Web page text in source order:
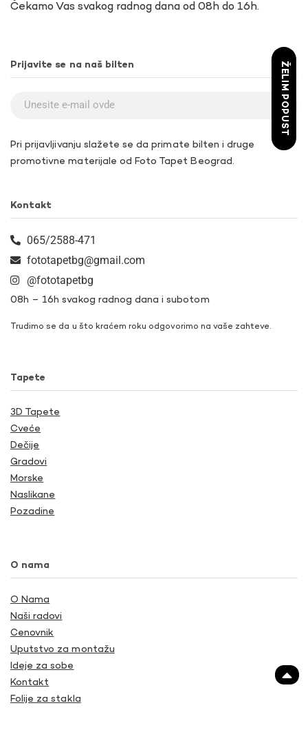
Čekamo Vas svakog radnog dana od 08h do 16h.
Prijavite se na naš bilten
Pri prijavljivanju slažete se da primate bilten i druge
promotivne materijale od Foto Tapet Beograd.
Kontakt
065/2588-471
fototapetbg@gmail.com
@fototapetbg
08h – 16h svakog radnog dana i subotom
Trudimo se da u što kraćem roku odgovorimo na vaše zahteve.
Tapete
3D Tapete
Cveće
Dečije
Gradovi
Morske
Naslikane
Pozadine
O nama
O Nama
Naši radovi
Cenovnik
Uputstvo za montažu
Ideje za sobe
Kontakt
Folije za stakla
ŽELIM POPUST